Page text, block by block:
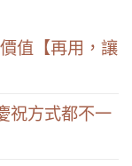
值【再用，讓
祝方式都不一